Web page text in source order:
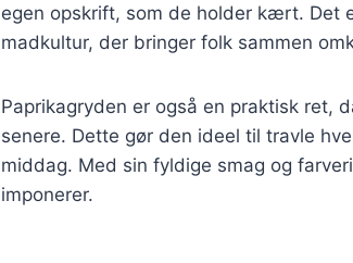
egen opskrift, som de holder kært. Det
madkultur, der bringer folk sammen
Paprikagryden er også en praktisk ret,
senere. Dette gør den ideel til travle
middag. Med sin fyldige smag og
imponerer.